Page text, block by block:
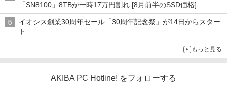
「SN8100」8TBが一時17万円割れ [8月前半のSSD価格]
イオシス創業30周年セール「30周年記念祭」が14日からスター
ト
もっと見る
AKIBA PC Hotline! をフォローする